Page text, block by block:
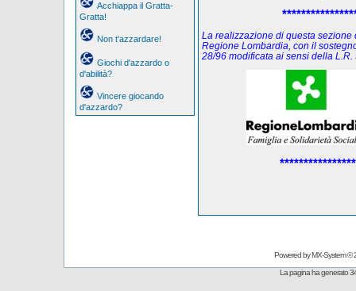
Acchiappa il Gratta-
Gratta!
Non t'azzardare!
Giochi d'azzardo o
d'abilità?
Vincere giocando
d'azzardo?
La realizzazione di questa sezione
Regione Lombardia, con il
28/96 modificata ai sensi della
Powered byMX-System©
La pagina ha generato